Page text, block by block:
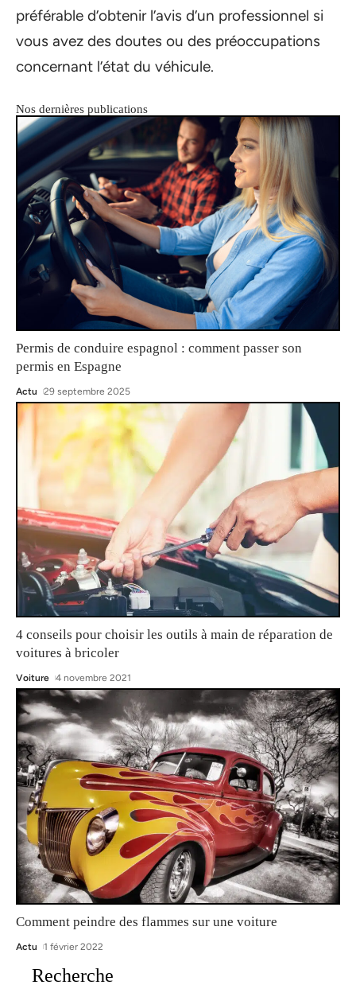
préférable d’obtenir l’avis d’un professionnel si
vous avez des doutes ou des préoccupations
concernant l’état du véhicule.
Nos dernières publications
Permis de conduire espagnol : comment passer son
permis en Espagne
Actu 29 septembre 2025
4 conseils pour choisir les outils à main de réparation de
voitures à bricoler
Voiture 4 novembre 2021
Comment peindre des flammes sur une voiture
Actu 1 février 2022
Recherche